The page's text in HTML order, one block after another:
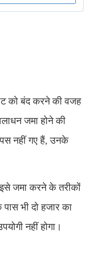
को बंद करने की वजह
जमा होने की
नहीं गए हैं, उनके
जमा करने के तरीकों
भी दो हजार का
नहीं होगा।